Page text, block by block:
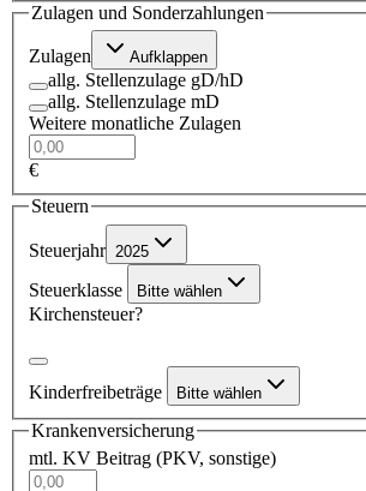
Zulagen und Sonderzahlungen
Zulagen Aufklappen
allg. Stellenzulage gD/hD
allg. Stellenzulage mD
Weitere monatliche Zulagen
€
Steuern
Steuerjahr 2025
Steuerklasse Bitte wählen
Kirchensteuer?
Kinderfreibeträge Bitte wählen
Krankenversicherung
mtl. KV Beitrag (PKV, sonstige)